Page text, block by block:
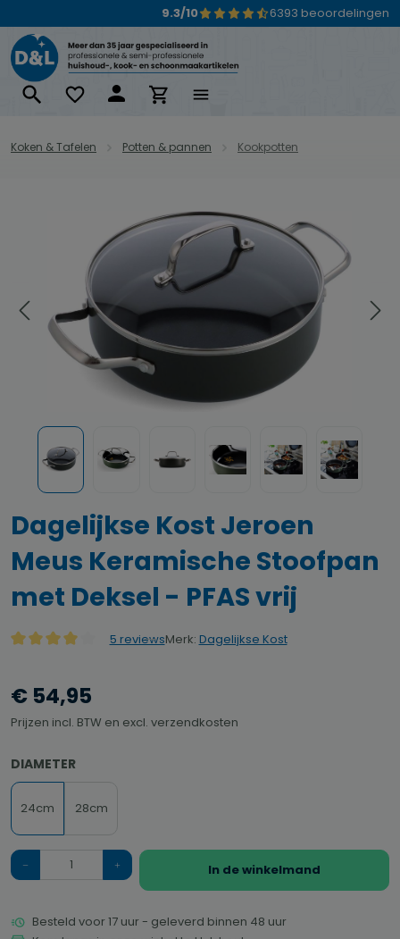
9.3/10 6393 beoordelingen
Koken & Tafelen Potten & pannen Kookpotten
Afbeeldingengalerij overslaan
Dagelijkse Kost Jeroen
Meus Keramische Stoofpan
met Deksel - PFAS vrij
5 reviewsMerk: Dagelijkse Kost
€ 54,95
Prijzen incl. BTW en excl. verzendkosten
SELECTEER
DIAMETER
24cm 28cm
Hoeveelheid
In de winkelmand
Besteld voor 17 uur - geleverd binnen 48 uur